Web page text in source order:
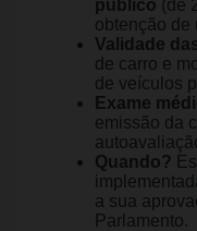
público (de
obtenção de
Validade
de carro e
de veículos
Exame
emissão da
Quando?
a sua
Parlamento.